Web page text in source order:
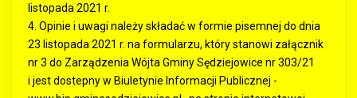
listopada 2021 r.
4. Opinie i uwagi należy składać w formie pisemnej do dnia
23 listopada 2021 r. na formularzu, który stanowi załącznik
nr 3 do Zarządzenia Wójta Gminy Sędziejowice nr 303/21
i jest dostepny w Biuletynie Informacji Publicznej -